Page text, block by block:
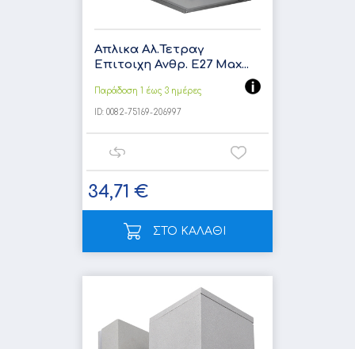
Απλικα Αλ.Τετραγ
Επιτοιχη Ανθρ. E27 Max...
Παράδοση 1 έως 3 ημέρες
ID: 0082-75169-206997
34,71 €
ΣΤΟ ΚΑΛΑΘΙ